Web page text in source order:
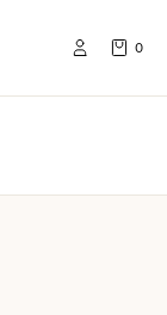
0